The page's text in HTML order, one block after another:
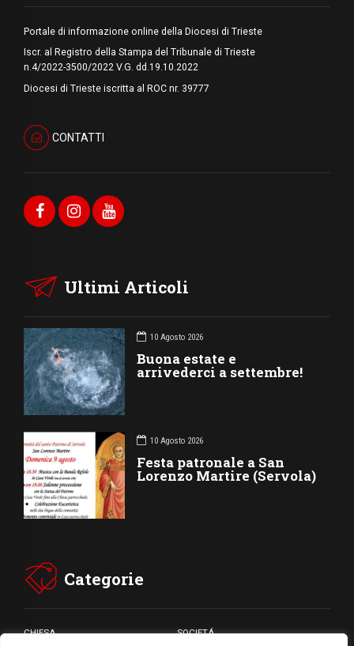
Portale di informazione online della Diocesi di Trieste
Iscr. al Registro della Stampa del Tribunale di Trieste
n.4/2022-3500/2022 V.G. dd.19.10.2022
Diocesi di Trieste iscritta al ROC nr. 39777
CONTATTI
Ultimi Articoli
10 Agosto 2026
Buona estate e
arrivederci a settembre!
10 Agosto 2026
Festa patronale a San
Lorenzo Martire (Servola)
Categorie
CHIESA SOCIETÁ